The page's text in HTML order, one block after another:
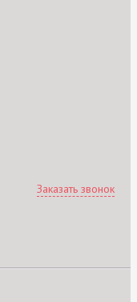
Заказать звонок